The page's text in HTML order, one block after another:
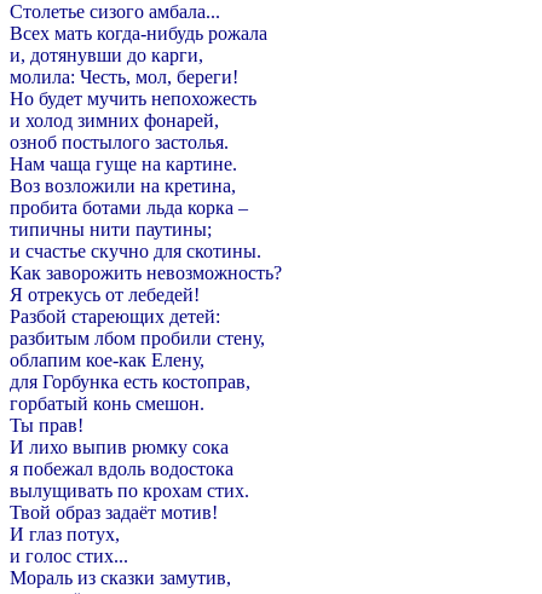
Столетье сизого амбала...
Всех мать когда-нибудь рожала
и, дотянувши до карги,
молила: Честь, мол, береги!
Но будет мучить непохожесть
и холод зимних фонарей,
озноб постылого застолья.
Нам чаща гуще на картине.
Воз возложили на кретина,
пробита ботами льда корка –
типичны нити паутины;
и счастье скучно для скотины.
Как заворожить невозможность?
Я отрекусь от лебедей!
Разбой стареющих детей:
разбитым лбом пробили стену,
облапим кое-как Елену,
для Горбунка есть костоправ,
горбатый конь смешон.
Ты прав!
И лихо выпив рюмку сока
я побежал вдоль водостока
вылущивать по крохам стих.
Твой образ задаёт мотив!
И глаз потух,
и голос стих...
Мораль из сказки замутив,